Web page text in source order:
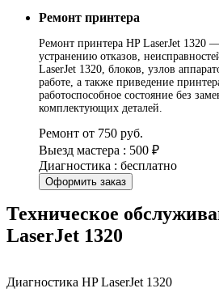
Ремонт принтера
Ремонт принтера HP LaserJet 1320
устранению отказов,
LaserJet 1320, блоков, узлов
работе, а также приведение
работоспособное состояние без
комплектующих деталей.
Ремонт от 750 руб.
Выезд мастера : 500 ₽
Диагностика : бесплатно
Оформить заказ
Техническое
LaserJet 1320
Диагностика HP LaserJet 1320